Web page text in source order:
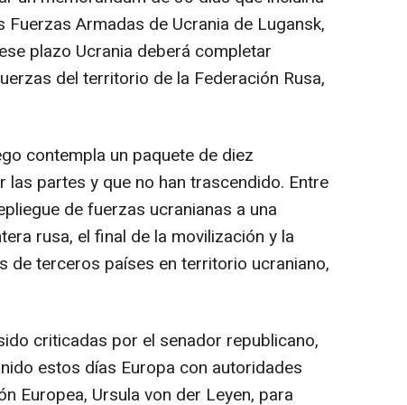
Armadas de Ucrania de Lugansk,
plazo Ucrania deberá completar
del territorio de la Federación Rusa,
contempla un paquete de diez
partes y que no han trascendido. Entre
de fuerzas ucranianas a una
rusa, el final de la movilización y la
de terceros países en territorio ucraniano,
criticadas por el senador republicano,
estos días Europa con autoridades
Europea, Ursula von der Leyen, para